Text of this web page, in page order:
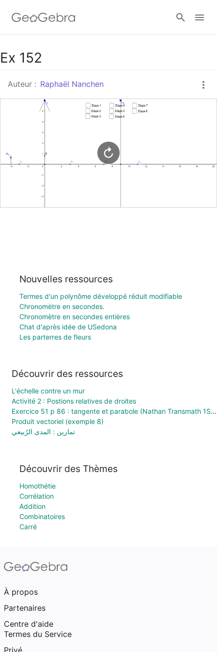
Google Classroom
Classe GeoGebra
Ex 152
Auteur : Raphaël Nanchen
Nouvelles ressources
Termes d'un polynôme développé réduit modifiable
Chronomètre en secondes.
Chronomètre en secondes entières
Chat d'après idée de USedona
Les parterres de fleurs
Découvrir des ressources
L'échelle contre un mur
Activité 2 : Postions relatives de droites
Exercice 51 p 86 : tangente et parabole (Nathan Transmath 1S 2011)
Produit vectoriel (exemple 8)
تمارين : المدى الرُبيعي
Découvrir des Thèmes
Homothétie
Corrélation
Addition
Combinatoires
Carré
À propos
Partenaires
Centre d'aide
Termes du Service
Privé